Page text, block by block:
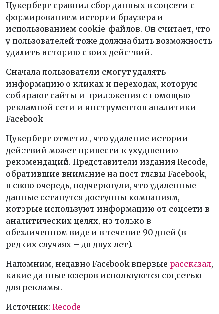
Цукерберг сравнил сбор данных в соцсети с
формированием истории браузера и
использованием cookie-файлов. Он считает, что
у пользователей тоже должна быть возможность
удалить историю своих действий.
Сначала пользователи смогут удалять
информацию о кликах и переходах, которую
собирают сайты и приложения с помощью
рекламной сети и инструментов аналитики
Facebook.
Цукерберг отметил, что удаление истории
действий может привести к ухудшению
рекомендаций. Представители издания Recode,
обратившие внимание на пост главы Facebook,
в свою очередь, подчеркнули, что удаленные
данные останутся доступны компаниям,
которые используют информацию от соцсети в
аналитических целях, но только в
обезличенном виде и в течение 90 дней (в
редких случаях – до двух лет).
Напомним, недавно Facebook впервые рассказал,
какие данные юзеров используются соцсетью
для рекламы.
Источник: Recode